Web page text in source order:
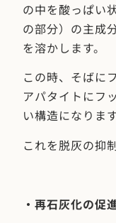
の中を酸っぱい
の部分）の主成
を溶かします。
この時、そばに
アパタイトにフ
い構造になります
これを脱灰の抑
・再石灰化の促